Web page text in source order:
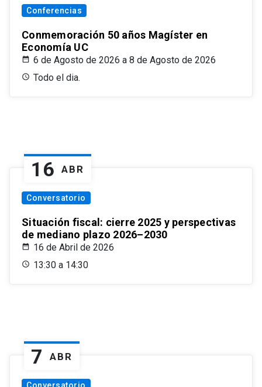
Conferencias
Conmemoración 50 años Magíster en
Economía UC
6 de Agosto de 2026 a 8 de Agosto de 2026
Todo el dia.
16 ABR
Conversatorio
Situación fiscal: cierre 2025 y perspectivas
de mediano plazo 2026–2030
16 de Abril de 2026
13:30 a 14:30
7 ABR